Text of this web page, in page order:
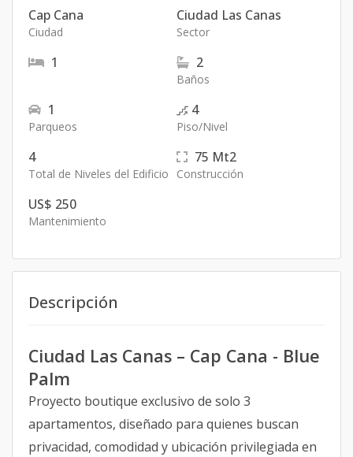
Cap Cana
Ciudad
Ciudad Las Canas
Sector
1 2
Baños
1
Parqueos
4
Piso/Nivel
4
Total de Niveles del Edificio
75 Mt2
Construcción
US$ 250
Mantenimiento
Descripción
Ciudad Las Canas – Cap Cana - Blue
Palm
Proyecto boutique exclusivo de solo 3
apartamentos, diseñado para quienes buscan
privacidad, comodidad y ubicación privilegiada en